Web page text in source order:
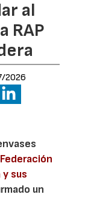
al
RAP
2026
Federación
y sus
un